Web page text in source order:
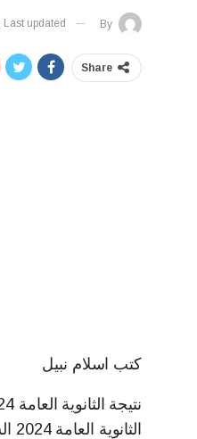
By
Last updated
Share
كتب اسلام نبيل